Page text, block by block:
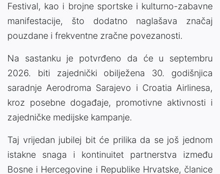
Festival, kao i brojne sportske i kulturno-zabavne
manifestacije, što dodatno naglašava značaj
pouzdane i frekventne zračne povezanosti.
Na sastanku je potvrđeno da će u septembru
2026. biti zajednički obilježena 30. godišnjica
saradnje Aerodroma Sarajevo i Croatia Airlinesa,
kroz posebne događaje, promotivne aktivnosti i
zajedničke medijske kampanje.
Taj vrijedan jubilej bit će prilika da se još jednom
istakne snaga i kontinuitet partnerstva između
Bosne i Hercegovine i Republike Hrvatske, članice